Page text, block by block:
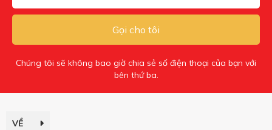
Gọi cho tôi
Chúng tôi sẽ không bao giờ chia sẻ số điện thoại của bạn với
bên thứ ba.
VỀ